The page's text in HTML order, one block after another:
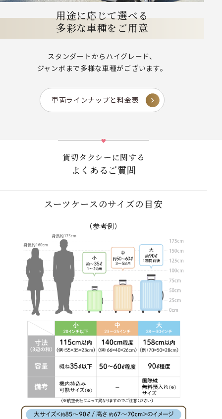
用途に応じて選べる
多彩な車種をご用意
スタンダートからハイグレード、
ジャンボまで多様な車種がございます。
車両ラインナップと料金表
貸切タクシーに関する
よくあるご質問
スーツケースのサイズの目安
（参考例）